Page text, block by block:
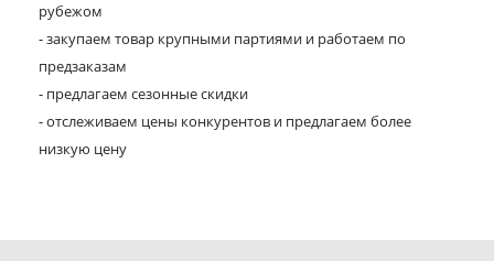
рубежом
- закупаем товар крупными партиями и работаем по
предзаказам
- предлагаем сезонные скидки
- отслеживаем цены конкурентов и предлагаем более
низкую цену